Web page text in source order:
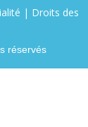
réservés
| Droits des